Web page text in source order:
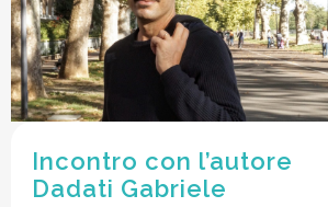
Incontro con l’autore
Dadati Gabriele